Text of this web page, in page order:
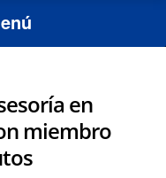
en
miembro